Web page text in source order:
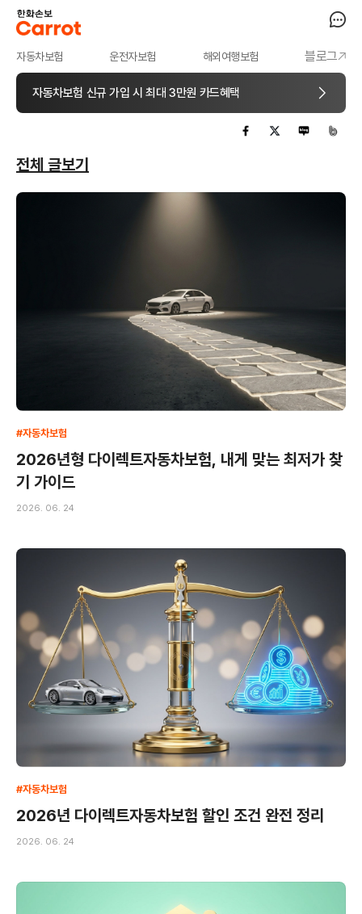
자동차보험 운전자보험 해외여행보험 블로그
자동차보험 신규 가입 시 최대 3만원 카드혜택
전체 글보기
#자동차보험
2026년형 다이렉트자동차보험, 내게 맞는 최저가 찾
기 가이드
2026. 06. 24
#자동차보험
2026년 다이렉트자동차보험 할인 조건 완전 정리
2026. 06. 24